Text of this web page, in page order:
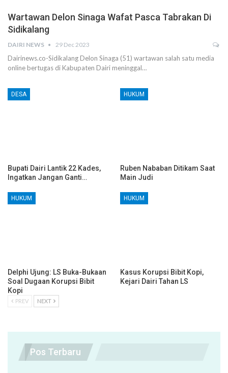
Wartawan Delon Sinaga Wafat Pasca Tabrakan Di
Sidikalang
DAIRI NEWS 29 Dec 2023
Dairinews.co-Sidikalang Delon Sinaga (51) wartawan salah satu media
online bertugas di Kabupaten Dairi meninggal…
DESA
Bupati Dairi Lantik 22 Kades,
Ingatkan Jangan Ganti…
HUKUM
Ruben Nababan Ditikam Saat
Main Judi
HUKUM
Delphi Ujung: LS Buka-Bukaan
Soal Dugaan Korupsi Bibit
Kopi
HUKUM
Kasus Korupsi Bibit Kopi,
Kejari Dairi Tahan LS
PREV NEXT
Pos Terbaru